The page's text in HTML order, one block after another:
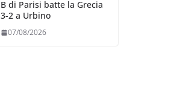
B di Parisi batte la Grecia
3-2 a Urbino
07/08/2026